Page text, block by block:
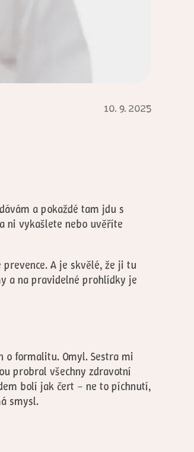
10. 9. 2025
a pokaždé tam jdu s
ni vykašlete nebo uvěříte
A je skvělé, že ji tu
a na pravidelné prohlídky je
formalitu. Omyl. Sestra mi
probral všechny zdravotní
bolí jak čert – ne to píchnutí,
smysl.